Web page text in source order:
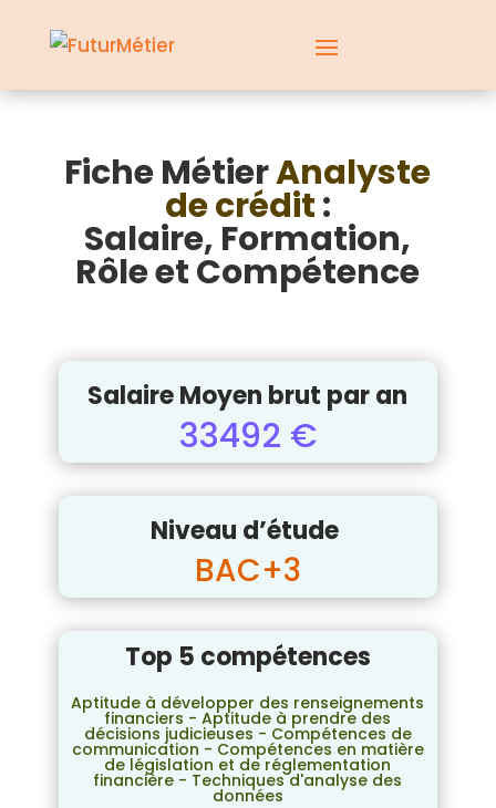
Fiche MétierAnalyste
de crédit:
Salaire, Formation,
Rôle et Compétence
Salaire Moyen brut par an
33492 €
Niveau d’étude
BAC+3
Top 5 compétences
Aptitude à développer des renseignements
financiers - Aptitude à prendre des
décisions judicieuses - Compétences de
communication - Compétences en matière
de législation et de réglementation
financière - Techniques d'analyse des
données